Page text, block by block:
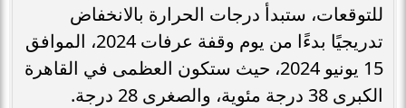
للتوقعات، ستبدأ درجات الحرارة بالانخفاض
تدريجيًا بدءًا من يوم وقفة عرفات 2024، الموافق
15 يونيو 2024، حيث ستكون العظمى في القاهرة
الكبرى 38 درجة مئوية، والصغرى 28 درجة.